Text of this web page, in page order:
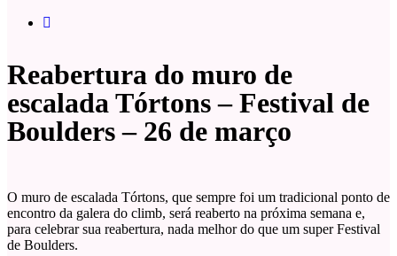
Reabertura do muro de
escalada Tórtons – Festival de
Boulders – 26 de março
O muro de escalada Tórtons, que sempre foi um tradicional ponto de
encontro da galera do climb, será reaberto na próxima semana e,
para celebrar sua reabertura, nada melhor do que um super Festival
de Boulders.